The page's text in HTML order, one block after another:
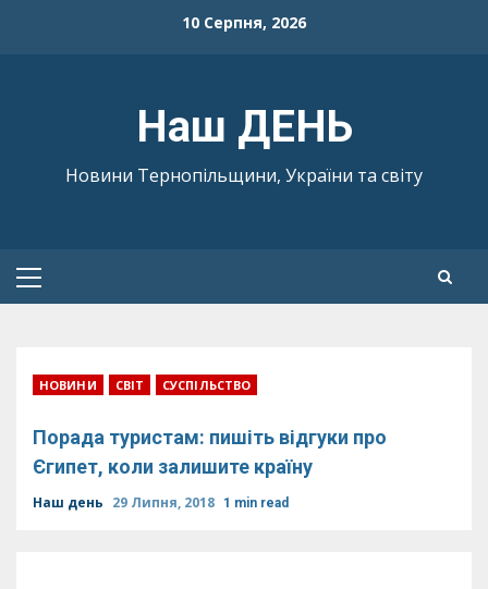
10 Серпня, 2026
Наш ДЕНЬ
Новини Тернопільщини, України та світу
Primary
НОВИНИ СВІТ СУСПІЛЬСТВО
Порада туристам: пишіть відгуки про
Єгипет, коли залишите країну
Наш день 29 Липня, 2018 1 min read